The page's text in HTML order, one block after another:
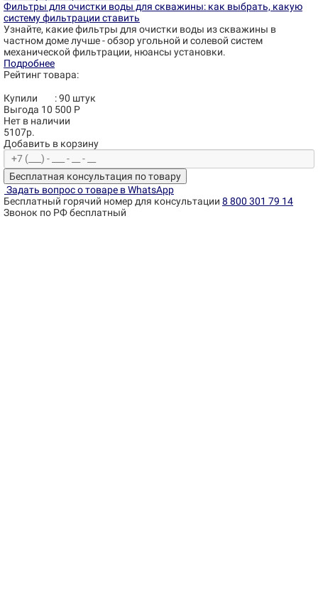
Фильтры для очистки воды для скважины: как выбрать, какую
систему фильтрации ставить
Узнайте, какие фильтры для очистки воды из скважины в
частном доме лучше - обзор угольной и солевой систем
механической фильтрации, нюансы установки.
Подробнее
Рейтинг товара:
Купили :90 штук
Выгода 10 500 Р
Нет в наличии
5107р.
Добавить в корзину
Бесплатная консультация по товару
Задать вопрос о товаре в WhatsApp
Бесплатный горячий номер для консультации 8 800 301 79 14
Звонок по РФ бесплатный